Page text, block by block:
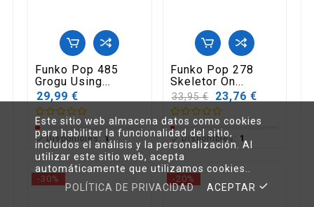
Funko Pop 485
Grogu Using...
29,99 €
Disponibles: 1
Funko Pop 278
Skeletor On...
Precio
base
33,95 € 23,76 €
Disponibles: 1
-30% -20%
Este sitio web almacena datos como cookies
para habilitar la funcionalidad del sitio,
incluidos el análisis y la personalización. Al
utilizar este sitio web, acepta
automáticamente que utilizamos cookies..
POLÍTICA DE PRIVACIDAD
ACEPTAR